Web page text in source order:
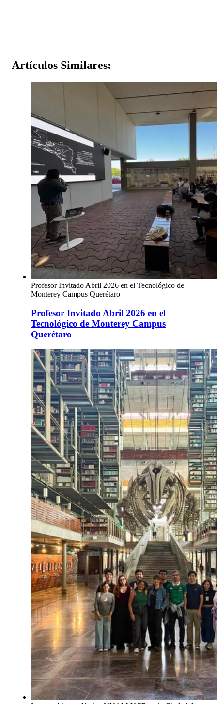
Artículos Similares:
Profesor Invitado Abril 2026 en el Tecnológico de
Monterey Campus Querétaro
Profesor Invitado Abril 2026 en el
Tecnológico de Monterey Campus
Querétaro